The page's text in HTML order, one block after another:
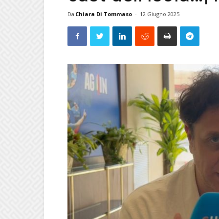
Da Chiara Di Tommaso - 12 Giugno 2025